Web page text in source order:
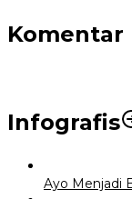
Komentar
Infografis
Ayo Menjadi